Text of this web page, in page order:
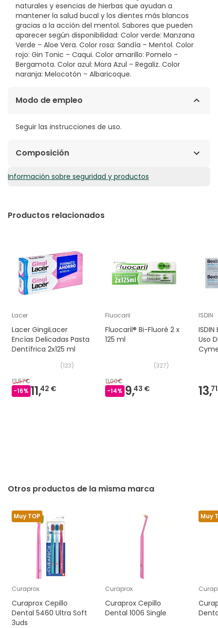
naturales y esencias de hierbas que ayudan a
mantener la salud bucal y los dientes más blancos
gracias a la acción del mentol. Sabores que pueden
aparecer según disponibilidad: Color verde: Manzana
Verde – Aloe Vera. Color rosa: Sandía – Mentol. Color
rojo: Gin Tonic – Caqui. Color amarillo: Pomelo –
Bergamota. Color azul: Mora Azul – Regaliz. Color
naranja: Melocotón – Albaricoque.
Modo de empleo
Seguir las instrucciones de uso.
Composición
Fluoruro. Hidroxiapatita. Glucosa oxidasa. Xilitol. Azúcar
Información sobre seguridad y productos
Productos relacionados
Lacer
Lacer GingiLacer
Encías Delicadas Pasta
Dentífrica 2x125 ml
(123)
13,57€
-16% 11,42 €
Fluocaril
Fluocaril® Bi-Fluoré 2 x
125 ml
(327)
11,00€
-14% 9,43 €
ISDIN
Uso
13,
Otros productos de la misma marca
Muy TOP
Curaprox
Curaprox Cepillo
Dental 5460 Ultra Soft
3uds
Curaprox
Curaprox Cepillo
Dental 1006 Single
Muy